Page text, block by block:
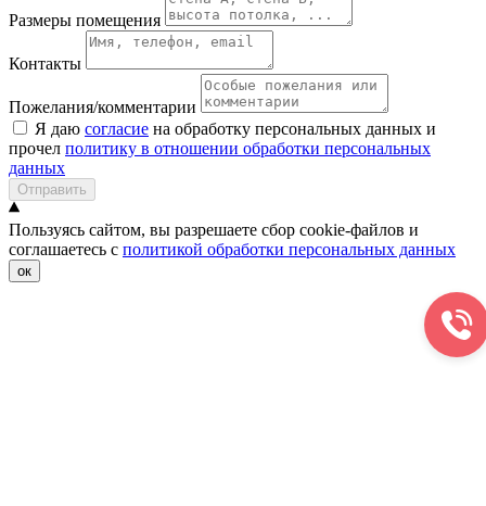
Размеры помещения
Контакты
Пожелания/комментарии
Я даю согласие на обработку персональных данных и
прочел политику в отношении обработки персональных
данных
Отправить
Пользуясь сайтом, вы разрешаете сбор cookie-файлов и
соглашаетесь с политикой обработки персональных данных
ок